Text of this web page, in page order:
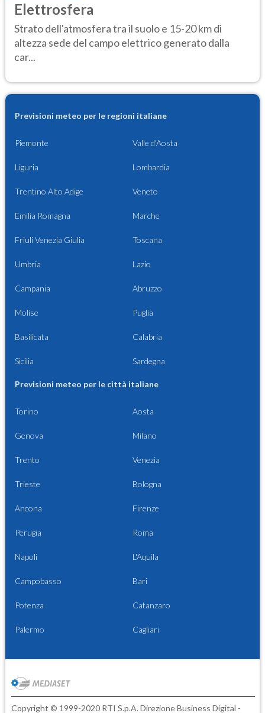
Elettrosfera
Strato dell'atmosfera tra il suolo e 15-20 km di
altezza sede del campo elettrico generato dalla
car...
Previsioni meteo per le regioni italiane
Piemonte Valle d'Aosta
Liguria Lombardia
Trentino Alto Adige Veneto
Emilia Romagna Marche
Friuli Venezia Giulia Toscana
Umbria Lazio
Campania Abruzzo
Molise Puglia
Basilicata Calabria
Sicilia Sardegna
Previsioni meteo per le città italiane
Torino Aosta
Genova Milano
Trento Venezia
Trieste Bologna
Ancona Firenze
Perugia Roma
Napoli L'Aquila
Campobasso Bari
Potenza Catanzaro
Palermo Cagliari
Copyright © 1999-2020 RTI S.p.A. Direzione Business Digital -